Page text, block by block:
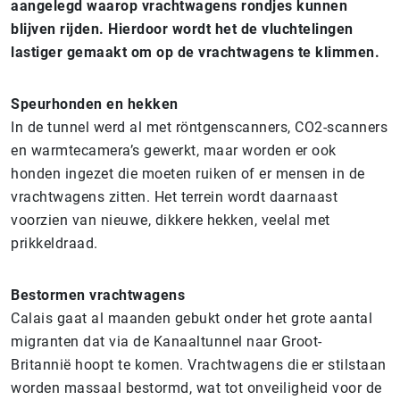
aangelegd waarop vrachtwagens rondjes kunnen
blijven rijden. Hierdoor wordt het de vluchtelingen
lastiger gemaakt om op de vrachtwagens te klimmen.
Speurhonden en hekken
In de tunnel werd al met röntgenscanners, CO2-scanners
en warmtecamera’s gewerkt, maar worden er ook
honden ingezet die moeten ruiken of er mensen in de
vrachtwagens zitten. Het terrein wordt daarnaast
voorzien van nieuwe, dikkere hekken, veelal met
prikkeldraad.
Bestormen vrachtwagens
Calais gaat al maanden gebukt onder het grote aantal
migranten dat via de Kanaaltunnel naar Groot-
Britannië hoopt te komen. Vrachtwagens die er stilstaan
worden massaal bestormd, wat tot onveiligheid voor de